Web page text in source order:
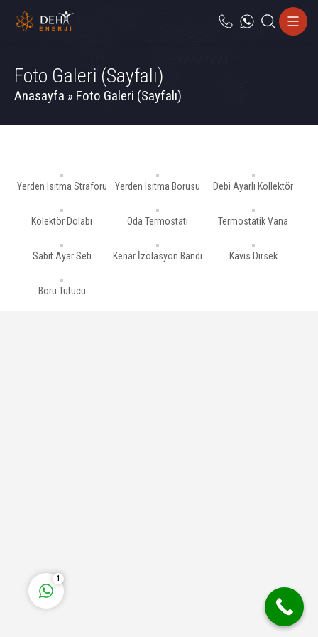
Foto Galeri (Sayfalı)
Anasayfa » Foto Galeri (Sayfalı)
Yerden Isıtma Straforu Yerden Isıtma Borusu Debi Ayarlı Kollektör
Kolektör Dolabı Oda Termostatı Termostatik Vana
Sabit Ayar Seti Kenar İzolasyon Bandı Kavis Dirsek
Boru Tutucu
1